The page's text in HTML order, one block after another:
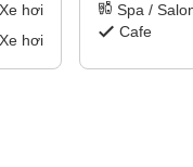
Xe hơi
Xe hơi
Spa /
Cafe